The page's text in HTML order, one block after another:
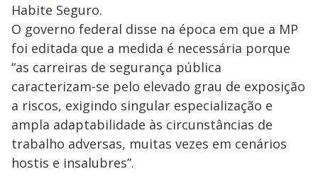
Habite Seguro.
O governo federal disse na época em que a MP
foi editada que a medida é necessária porque
“as carreiras de segurança pública
caracterizam-se pelo elevado grau de exposição
a riscos, exigindo singular especialização e
ampla adaptabilidade às circunstâncias de
trabalho adversas, muitas vezes em cenários
hostis e insalubres”.